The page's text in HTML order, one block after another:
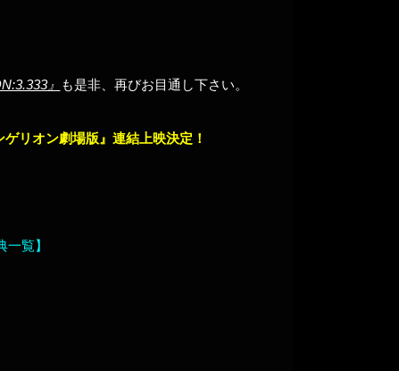
』 も是非、再びお目通し下さい。
リオン劇場版』連結上映決定！
覧】